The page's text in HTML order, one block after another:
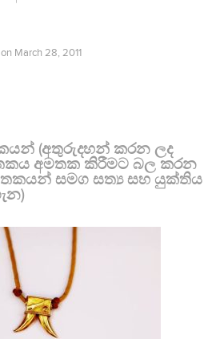
on March 28, 2011
(අතුරුදහන් කරන ලද
අමතක කිරීමට බල කරන
සමග සත්‍ය සහ යුක්තිය